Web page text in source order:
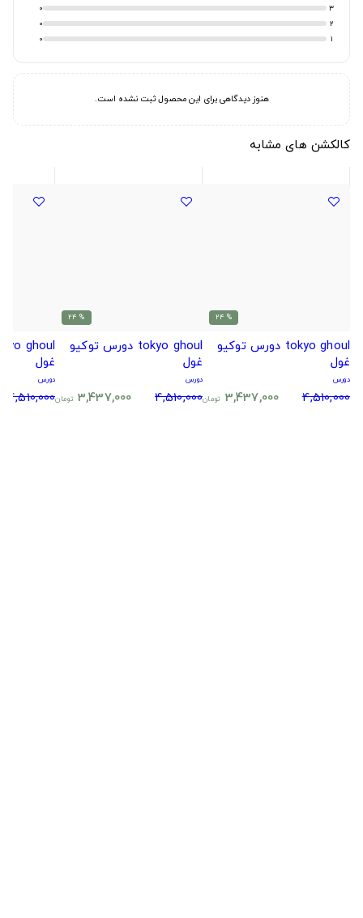
3
0
2
0
1
0
هنوز دیدگاهی برای این محصول ثبت نشده است.
کالکشن های مشابه
% 24
tokyo ghoul دورس توکیو
غول
دورس
4,510,000
3,437,000 تومان
% 24
tokyo ghoul دورس توکیو
غول
دورس
4,510,000
3,437,000 تومان
غول
دورس
4,510,000